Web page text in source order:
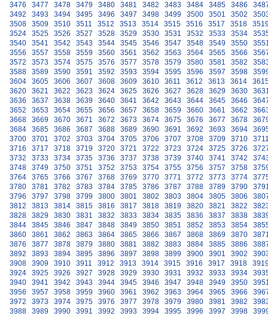
3476
3477 3478 3479 3480 3481 3482 3483 3484 3485 3486
3492
3493 3494 3495 3496 3497 3498 3499 3500 3501 3502
3508
3509 3510 3511 3512 3513 3514 3515 3516 3517 3518
3524
3525 3526 3527 3528 3529 3530 3531 3532 3533 3534
3540
3541 3542 3543 3544 3545 3546 3547 3548 3549 3550
3556
3557 3558 3559 3560 3561 3562 3563 3564 3565 3566
3572
3573 3574 3575 3576 3577 3578 3579 3580 3581 3582
3588
3589 3590 3591 3592 3593 3594 3595 3596 3597 3598
3604
3605 3606 3607 3608 3609 3610 3611 3612 3613 3614
3620
3621 3622 3623 3624 3625 3626 3627 3628 3629 3630
3636
3637 3638 3639 3640 3641 3642 3643 3644 3645 3646
3652
3653 3654 3655 3656 3657 3658 3659 3660 3661 3662
3668
3669 3670 3671 3672 3673 3674 3675 3676 3677 3678
3684
3685 3686 3687 3688 3689 3690 3691 3692 3693 3694
3700
3701 3702 3703 3704 3705 3706 3707 3708 3709 3710
3716
3717 3718 3719 3720 3721 3722 3723 3724 3725 3726
3732
3733 3734 3735 3736 3737 3738 3739 3740 3741 3742
3748
3749 3750 3751 3752 3753 3754 3755 3756 3757 3758
3764
3765 3766 3767 3768 3769 3770 3771 3772 3773 3774
3780
3781 3782 3783 3784 3785 3786 3787 3788 3789 3790
3796
3797 3798 3799 3800 3801 3802 3803 3804 3805 3806
3812
3813 3814 3815 3816 3817 3818 3819 3820 3821 3822
3828
3829 3830 3831 3832 3833 3834 3835 3836 3837 3838
3844
3845 3846 3847 3848 3849 3850 3851 3852 3853 3854
3860
3861 3862 3863 3864 3865 3866 3867 3868 3869 3870
3876
3877 3878 3879 3880 3881 3882 3883 3884 3885 3886
3892
3893 3894 3895 3896 3897 3898 3899 3900 3901 3902
3908
3909 3910 3911 3912 3913 3914 3915 3916 3917 3918
3924
3925 3926 3927 3928 3929 3930 3931 3932 3933 3934
3940
3941 3942 3943 3944 3945 3946 3947 3948 3949 3950
3956
3957 3958 3959 3960 3961 3962 3963 3964 3965 3966
3972
3973 3974 3975 3976 3977 3978 3979 3980 3981 3982
3988
3989 3990 3991 3992 3993 3994 3995 3996 3997 3998